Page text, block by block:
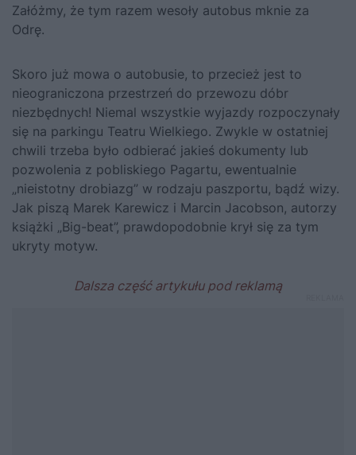
Załóżmy, że tym razem wesoły autobus mknie za
Odrę.
Skoro już mowa o autobusie, to przecież jest to
nieograniczona przestrzeń do przewozu dóbr
niezbędnych! Niemal wszystkie wyjazdy rozpoczynały
się na parkingu Teatru Wielkiego. Zwykle w ostatniej
chwili trzeba było odbierać jakieś dokumenty lub
pozwolenia z pobliskiego Pagartu, ewentualnie
„nieistotny drobiazg” w rodzaju paszportu, bądź wizy.
Jak piszą Marek Karewicz i Marcin Jacobson, autorzy
książki „Big-beat”, prawdopodobnie krył się za tym
ukryty motyw.